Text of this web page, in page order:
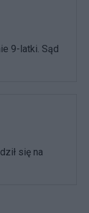
9-latki. Sąd
się na